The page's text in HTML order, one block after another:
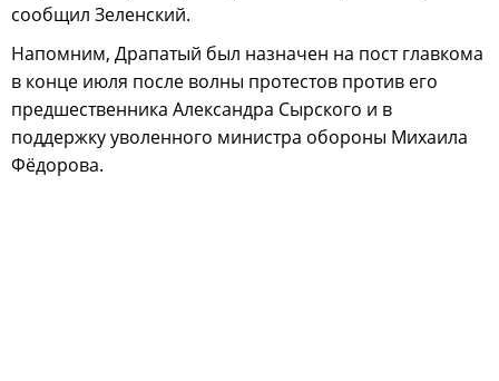
сообщил Зеленский.
Напомним, Драпатый был назначен на пост главкома
в конце июля после волны протестов против его
предшественника Александра Сырского и в
поддержку уволенного министра обороны Михаила
Фёдорова.